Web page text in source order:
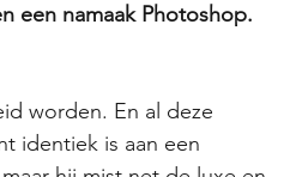
een namaak Photoshop.
worden. En al deze
identiek is aan een